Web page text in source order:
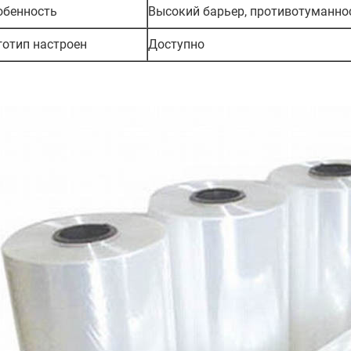
Высокий барьер,
настроен Доступно